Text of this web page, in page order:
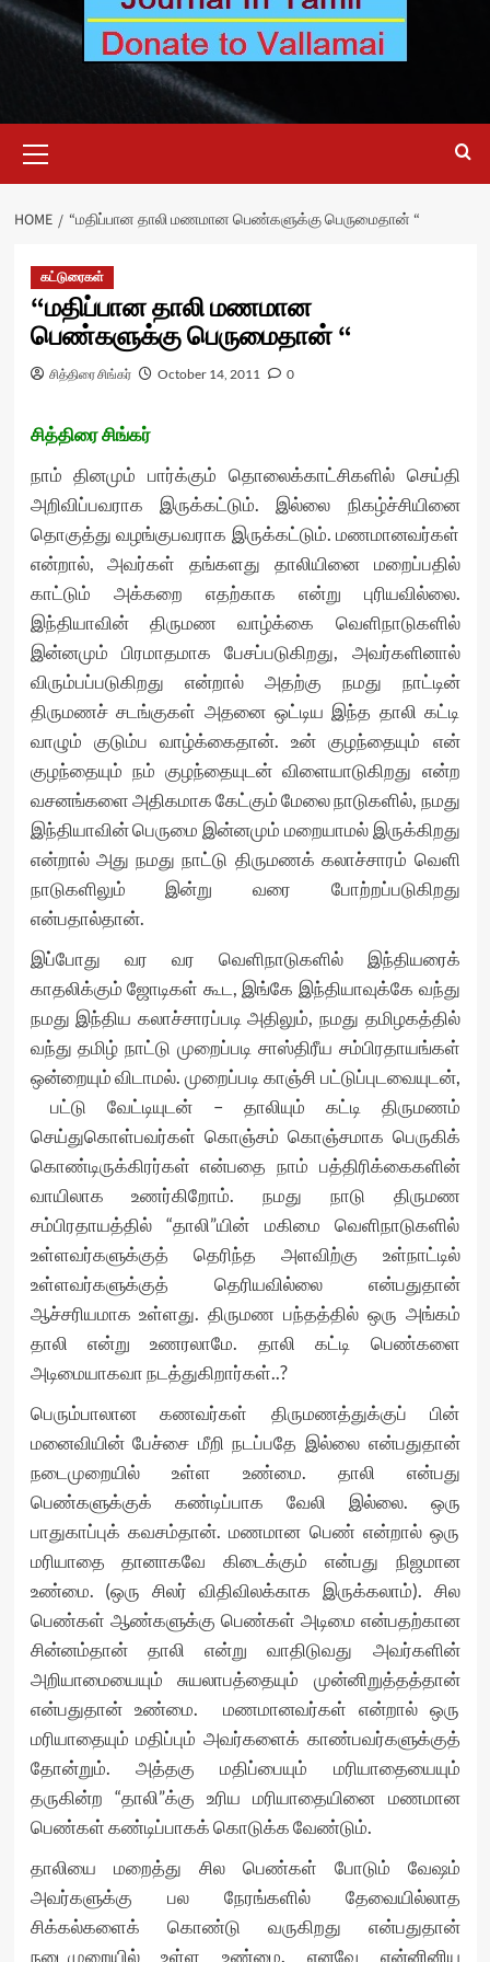
Menu
HOME “மதிப்பான தாலி மணமான பெண்களுக்கு பெருமைதான் “
கட்டுரைகள்
“மதிப்பான தாலி மணமான
பெண்களுக்கு பெருமைதான் “
சித்திரை சிங்கர் October 14, 2011 0
சித்திரை சிங்கர்
நாம் தினமும் பார்க்கும் தொலைக்காட்சிகளில் செய்தி
அறிவிப்பவராக இருக்கட்டும். இல்லை நிகழ்ச்சியினை
தொகுத்து வழங்குபவராக இருக்கட்டும். மணமானவர்கள்
என்றால், அவர்கள் தங்களது தாலியினை மறைப்பதில்
காட்டும் அக்கறை எதற்காக என்று புரியவில்லை.
இந்தியாவின் திருமண வாழ்க்கை வெளிநாடுகளில்
இன்னமும் பிரமாதமாக பேசப்படுகிறது, அவர்களினால்
விரும்பப்படுகிறது என்றால் அதற்கு நமது நாட்டின்
திருமணச் சடங்குகள் அதனை ஒட்டிய இந்த தாலி கட்டி
வாழும் குடும்ப வாழ்க்கைதான். உன் குழந்தையும் என்
குழந்தையும் நம் குழந்தையுடன் விளையாடுகிறது என்ற
வசனங்களை அதிகமாக கேட்கும் மேலை நாடுகளில், நமது
இந்தியாவின் பெருமை இன்னமும் மறையாமல் இருக்கிறது
என்றால் அது நமது நாட்டு திருமணக் கலாச்சாரம் வெளி
நாடுகளிலும் இன்று வரை போற்றப்படுகிறது
என்பதால்தான்.
இப்போது வர வர வெளிநாடுகளில் இந்தியரைக்
காதலிக்கும் ஜோடிகள் கூட, இங்கே இந்தியாவுக்கே வந்து
நமது இந்திய கலாச்சாரப்படி அதிலும், நமது தமிழகத்தில்
வந்து தமிழ் நாட்டு முறைப்படி சாஸ்திரீய சம்பிரதாயங்கள்
ஒன்றையும் விடாமல். முறைப்படி காஞ்சி பட்டுப்புடவையுடன்,
பட்டு வேட்டியுடன் – தாலியும் கட்டி திருமணம்
செய்துகொள்பவர்கள் கொஞ்சம் கொஞ்சமாக பெருகிக்
கொண்டிருக்கிரர்கள் என்பதை நாம் பத்திரிக்கைகளின்
வாயிலாக உணர்கிறோம். நமது நாடு திருமண
சம்பிரதாயத்தில் “தாலி”யின் மகிமை வெளிநாடுகளில்
உள்ளவர்களுக்குத் தெரிந்த அளவிற்கு உள்நாட்டில்
உள்ளவர்களுக்குத் தெரியவில்லை என்பதுதான்
ஆச்சரியமாக உள்ளது. திருமண பந்தத்தில் ஒரு அங்கம்
தாலி என்று உணரலாமே. தாலி கட்டி பெண்களை
அடிமையாகவா நடத்துகிறார்கள்..?
பெரும்பாலான கணவர்கள் திருமணத்துக்குப் பின்
மனைவியின் பேச்சை மீறி நடப்பதே இல்லை என்பதுதான்
நடைமுறையில் உள்ள உண்மை. தாலி என்பது
பெண்களுக்குக் கண்டிப்பாக வேலி இல்லை. ஒரு
பாதுகாப்புக் கவசம்தான். மணமான பெண் என்றால் ஒரு
மரியாதை தானாகவே கிடைக்கும் என்பது நிஜமான
உண்மை. (ஒரு சிலர் விதிவிலக்காக இருக்கலாம்). சில
பெண்கள் ஆண்களுக்கு பெண்கள் அடிமை என்பதற்கான
சின்னம்தான் தாலி என்று வாதிடுவது அவர்களின்
அறியாமையையும் சுயலாபத்தையும் முன்னிறுத்தத்தான்
என்பதுதான் உண்மை. மணமானவர்கள் என்றால் ஒரு
மரியாதையும் மதிப்பும் அவர்களைக் காண்பவர்களுக்குத்
தோன்றும். அத்தகு மதிப்பையும் மரியாதையையும்
தருகின்ற “தாலி”க்கு உரிய மரியாதையினை மணமான
பெண்கள் கண்டிப்பாகக் கொடுக்க வேண்டும்.
தாலியை மறைத்து சில பெண்கள் போடும் வேஷம்
அவர்களுக்கு பல நேரங்களில் தேவையில்லாத
சிக்கல்களைக் கொண்டு வருகிறது என்பதுதான்
நடைமுறையில் உள்ள உண்மை. எனவே என்னினிய